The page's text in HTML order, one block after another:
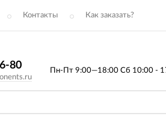
Контакты Как заказать?
80 Пн-Пт 9:00—18:00 Сб 10:00 -